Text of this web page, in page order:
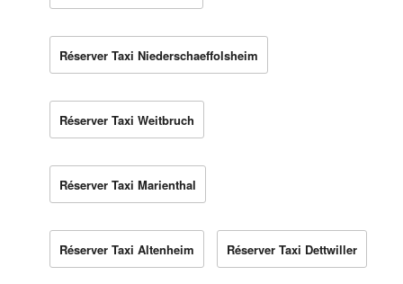
Réserver Taxi Niederschaeffolsheim
Réserver Taxi Weitbruch
Réserver Taxi Marienthal
Réserver Taxi Altenheim Réserver Taxi Dettwiller